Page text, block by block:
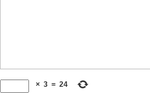
× 3 = 24